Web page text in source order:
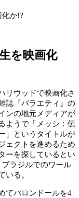
か!?
を映画化
リウッドで映画化さ
誌『バラエティ』の
ンの地元メディアが
ようで「メッシ：伝
」というタイトルが
ェクトを進めるため
ーを探しているとい
ブラジルでのワール
ている。
てバロンドールを4